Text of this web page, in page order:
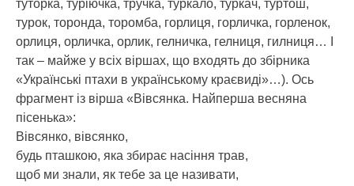
туторка, туріючка, тручка, туркало, туркач, туртош,
турок, торонда, торомба, горлиця, горличка, горленок,
орлиця, орличка, орлик, гелничка, гелниця, гилниця… І
так – майже у всіх віршах, що входять до збірника
«Українські птахи в українському краєвиді»…). Ось
фрагмент із вірша «Вівсянка. Найперша весняна
пісенька»:
Вівсянко, вівсянко,
будь пташкою, яка збирає насіння трав,
щоб ми знали, як тебе за це називати,